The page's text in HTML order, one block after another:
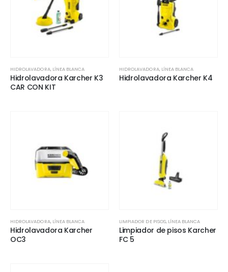
HIDROLAVADORA, LÍNEA BLANCA
Hidrolavadora Karcher K3
CAR CON KIT
HIDROLAVADORA, LÍNEA BLANCA
Hidrolavadora Karcher K4
HIDROLAVADORA, LÍNEA BLANCA
Hidrolavadora Karcher
OC3
LIMPIADOR DE PISOS, LÍNEA BLANCA
Limpiador de pisos Karcher
FC 5